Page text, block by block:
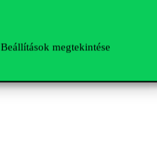
Beállítások megtekintése